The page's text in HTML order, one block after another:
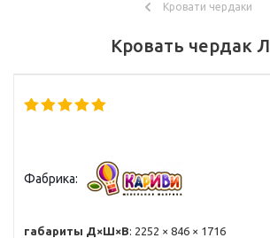
Кровати чердаки
Кровать чердак
Фабрика:
габариты Д×Ш×В: 2252 × 846 × 1716